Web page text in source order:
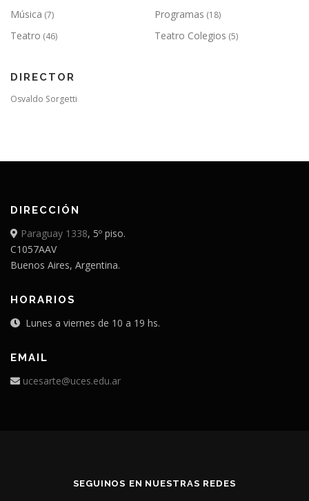
Música (7) Programas (18)
Teatro (46) Teatro Colegios (5)
DIRECTOR
Osvaldo Sorgetti
DIRECCIÓN
Paraguay 1338, 5º piso.
C1057AAV
Buenos Aires, Argentina.
HORARIOS
Lunes a viernes de 10 a 19 hs.
EMAIL
ucesarte@uces.edu.ar
SEGUINOS EN NUESTRAS REDES